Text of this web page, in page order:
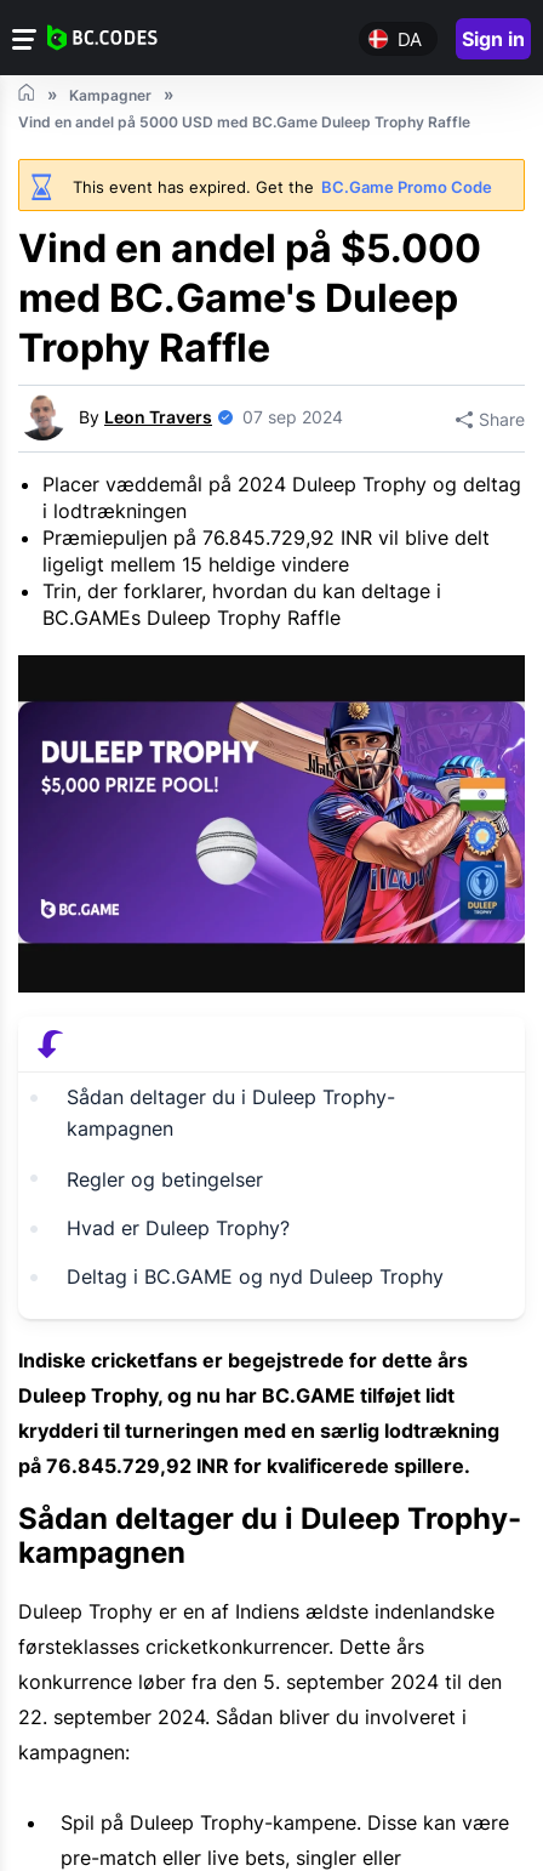
DA Sign in
Kampagner
Vind en andel på 5000 USD med BC.Game Duleep Trophy Raffle
This event has expired. Get the BC.Game Promo Code
Vind en andel på $5.000
med BC.Game's Duleep
Trophy Raffle
By Leon Travers 07 sep 2024 Share
Placer væddemål på 2024 Duleep Trophy og deltag
i lodtrækningen
Præmiepuljen på 76.845.729,92 INR vil blive delt
ligeligt mellem 15 heldige vindere
Trin, der forklarer, hvordan du kan deltage i
BC.GAMEs Duleep Trophy Raffle
Sådan deltager du i Duleep Trophy-
kampagnen
Regler og betingelser
Hvad er Duleep Trophy?
Deltag i BC.GAME og nyd Duleep Trophy
Indiske cricketfans er begejstrede for dette års
Duleep Trophy, og nu har BC.GAME tilføjet lidt
krydderi til turneringen med en særlig lodtrækning
på 76.845.729,92 INR for kvalificerede spillere.
Sådan deltager du i Duleep Trophy-
kampagnen
Duleep Trophy er en af Indiens ældste indenlandske
førsteklasses cricketkonkurrencer. Dette års
konkurrence løber fra den 5. september 2024 til den
22. september 2024. Sådan bliver du involveret i
kampagnen:
Spil på Duleep Trophy-kampene. Disse kan være
pre-match eller live bets, singler eller